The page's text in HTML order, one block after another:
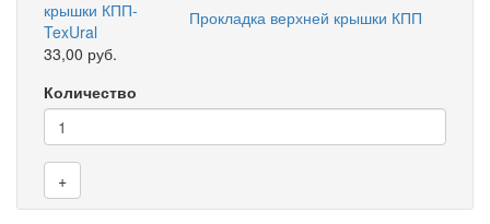
Прокладка верхней крышки КПП
33,00 руб.
Количество
+